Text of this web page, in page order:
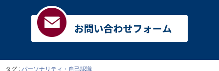
タグ :パーソナリティ・自己認識